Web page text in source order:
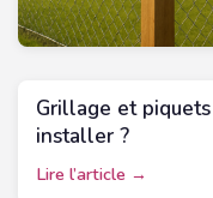
Grillage et
installer ?
Lire l’article →